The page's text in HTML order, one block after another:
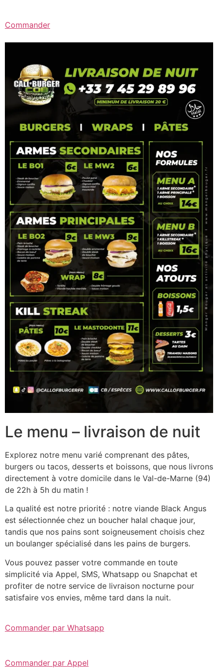
Commander
Le menu – livraison de nuit
Explorez notre menu varié comprenant des pâtes,
burgers ou tacos, desserts et boissons, que nous livrons
directement à votre domicile dans le Val-de-Marne (94)
de 22h à 5h du matin !
La qualité est notre priorité : notre viande Black Angus
est sélectionnée chez un boucher halal chaque jour,
tandis que nos pains sont soigneusement choisis chez
un boulanger spécialisé dans les pains de burgers.
Vous pouvez passer votre commande en toute
simplicité via Appel, SMS, Whatsapp ou Snapchat et
profiter de notre service de livraison nocturne pour
satisfaire vos envies, même tard dans la nuit.
Commander par Whatsapp
Commander par Appel